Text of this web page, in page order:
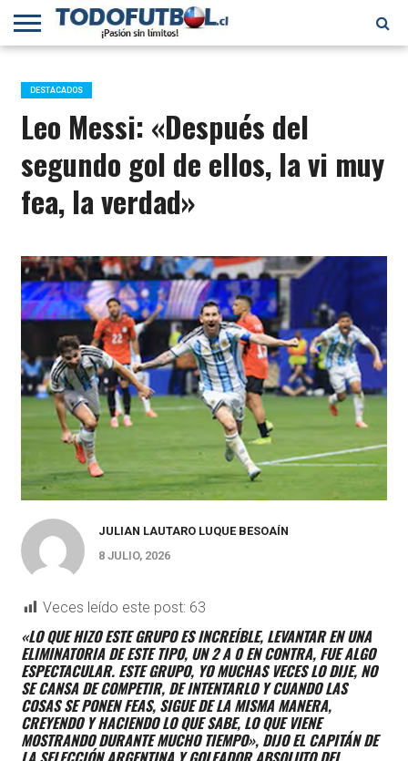
PRIMERA
B
SELECCIÓN
CHILENA
CHILENOS
EN EL
MUNDO
FÚTBOL
INTERNACIONAL
DESTACADOS
Leo Messi: «Después del
segundo gol de ellos, la vi muy
fea, la verdad»
JULIAN LAUTARO LUQUE BESOAÍN
8 JULIO, 2026
Veces leído este post: 63
«LO QUE HIZO ESTE GRUPO ES INCREÍBLE, LEVANTAR EN UNA
ELIMINATORIA DE ESTE TIPO, UN 2 A 0 EN CONTRA, FUE ALGO
ESPECTACULAR. ESTE GRUPO, YO MUCHAS VECES LO DIJE, NO
SE CANSA DE COMPETIR, DE INTENTARLO Y CUANDO LAS
COSAS SE PONEN FEAS, SIGUE DE LA MISMA MANERA,
CREYENDO Y HACIENDO LO QUE SABE, LO QUE VIENE
MOSTRANDO DURANTE MUCHO TIEMPO», DIJO EL CAPITÁN DE